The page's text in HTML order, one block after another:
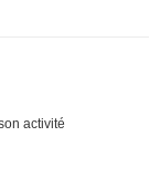
activité